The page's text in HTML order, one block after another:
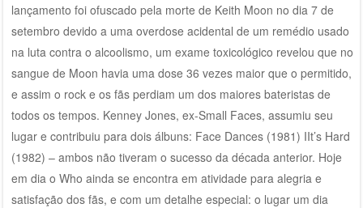
lançamento foi ofuscado pela morte de Keith Moon no dia 7 de
setembro devido a uma overdose acidental de um remédio usado
na luta contra o alcoolismo, um exame toxicológico revelou que no
sangue de Moon havia uma dose 36 vezes maior que o permitido,
e assim o rock e os fãs perdiam um dos maiores bateristas de
todos os tempos. Kenney Jones, ex-Small Faces, assumiu seu
lugar e contribuiu para dois álbuns: Face Dances (1981) IIt’s Hard
(1982) – ambos não tiveram o sucesso da década anterior. Hoje
em dia o Who ainda se encontra em atividade para alegria e
satisfação dos fãs, e com um detalhe especial: o lugar um dia